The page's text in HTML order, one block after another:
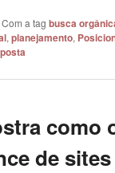
Com a tag busca
, planejamento,
como
de sites